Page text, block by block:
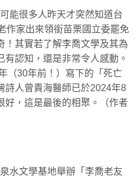
能很多人昨天才突然知道台
作家出來領銜苗栗國立委罷免
！其實若了解李喬文學及其為
認知，還是非常令人感動。
（30年前！）寫下的「死亡
詩人曾貴海醫師已於2024年8
好，這是最後的相聚。（作者
水文學基地舉辦「李喬老友